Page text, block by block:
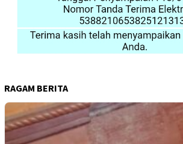
RAGAM BERITA